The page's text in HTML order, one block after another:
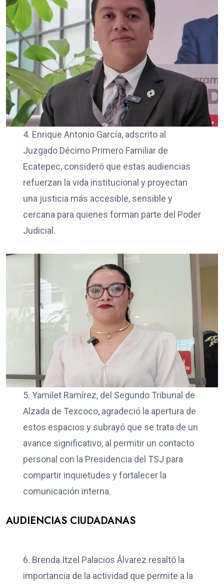
4. Enrique Antonio García, adscrito al
Juzgado Décimo Primero Familiar de
Ecatepec, consideró que estas audiencias
refuerzan la vida institucional y proyectan
una justicia más accesible, sensible y
cercana para quienes forman parte del Poder
Judicial.
5. Yamilet Ramírez, del Segundo Tribunal de
Alzada de Texcoco, agradeció la apertura de
estos espacios y subrayó que se trata de un
avance significativo, al permitir un contacto
personal con la Presidencia del TSJ para
compartir inquietudes y fortalecer la
comunicación interna.
AUDIENCIAS CIUDADANAS
6. Brenda Itzel Palacios Álvarez resaltó la
importancia de la actividad que permite a la